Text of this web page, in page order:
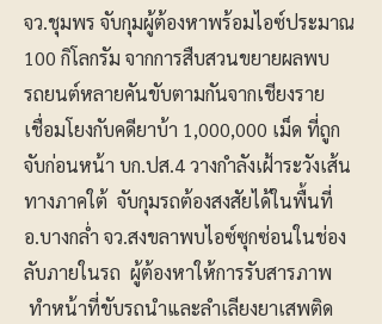
จว.ชุมพร จับกุมผู้ต้องหาพร้อมไอซ์ประมาณ
100 กิโลกรัม จากการสืบสวนขยายผลพบ
รถยนต์หลายคันขับตามกันจากเชียงราย
เชื่อมโยงกับคดียาบ้า 1,000,000 เม็ด ที่ถูก
จับก่อนหน้า บก.ปส.4 วางกำลังเฝ้าระวังเส้น
ทางภาคใต้ จับกุมรถต้องสงสัยได้ในพื้นที่
อ.บางกล่ำ จว.สงขลาพบไอซ์ซุกซ่อนในช่อง
ลับภายในรถ ผู้ต้องหาให้การรับสารภาพ
ทำหน้าที่ขับรถนำและลำเลียงยาเสพติด